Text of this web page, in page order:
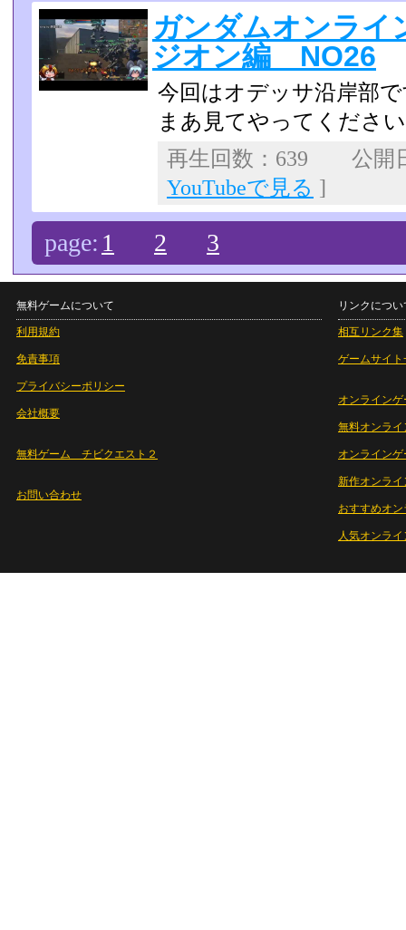
ガンダムオンラ
ジオン編 NO26
今回はオデッサ沿岸部
まあ見てやってくださ
再生回数：639 公開
YouTubeで見る ]
page: 1 2 3
無料ゲームについて
利用規約
免責事項
プライバシーポリシー
会社概要
無料ゲーム チビクエスト２
お問い合わせ
リンクについ
相互リンク集
ゲームサイト
オンラインゲ
無料オンライ
オンライン
新作オンライ
おすすめオ
人気オンラ